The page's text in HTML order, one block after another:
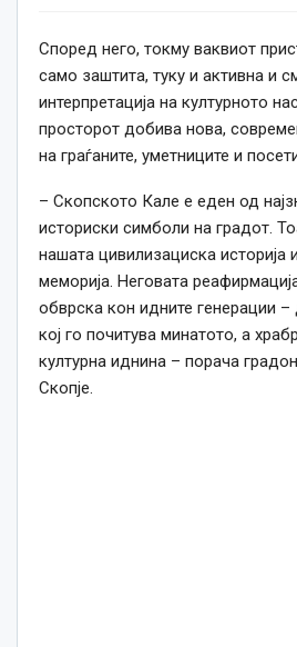
Според него, токму ваквиот
само заштита, туку и активна и
интерпретација на културното
просторот добива нова,
на граѓаните, уметниците и
– Скопското Кале е еден од
историски симболи на градот.
нашата цивилизациска историја
меморија. Неговата
обврска кон идните генерации
кој го почитува минатото, а
културна иднина – порача
Скопје.